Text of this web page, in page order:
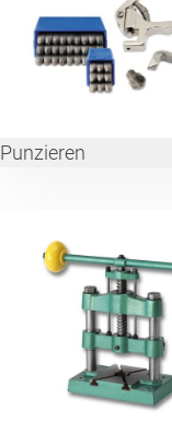
Punzieren